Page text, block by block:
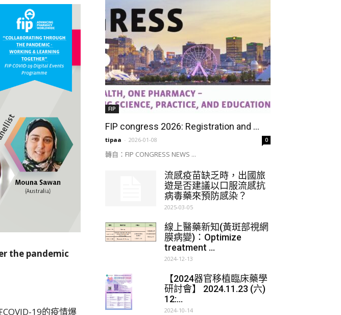
the pandemic
19的疫情爆
FIP
FIP congress 2026: Registration and ...
tipaa - 2026-01-08 0
轉自：FIP CONGRESS NEWS ...
流感疫苗缺乏時，出國旅
遊是否建議以口服流感抗
病毒藥來預防感染？
2025-03-05
線上醫藥新知(黃斑部視網
膜病變)：Optimize
treatment ...
2024-12-13
【2024器官移植臨床藥學
研討會】 2024.11.23 (六)
12:...
2024-10-14